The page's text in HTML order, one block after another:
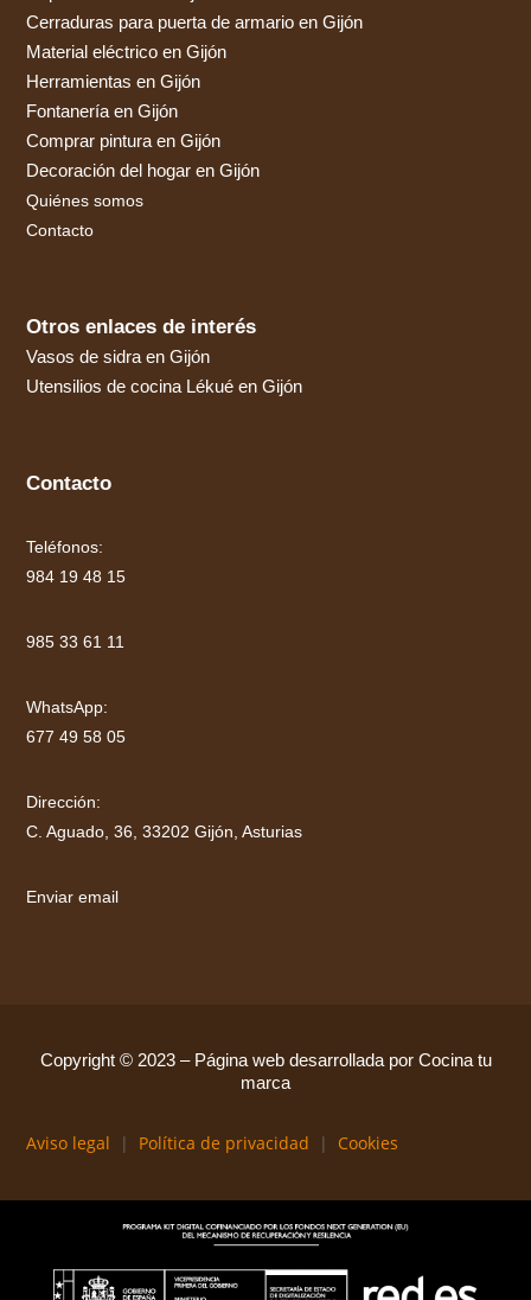
Cerraduras para puerta de armario en Gijón
Material eléctrico en Gijón
Herramientas en Gijón
Fontanería en Gijón
Comprar pintura en Gijón
Decoración del hogar en Gijón
Quiénes somos
Contacto
Otros enlaces de interés
Vasos de sidra en Gijón
Utensilios de cocina Lékué en Gijón
Contacto
Teléfonos:
984 19 48 15
985 33 61 11
WhatsApp:
677 49 58 05
Dirección:
C. Aguado, 36, 33202 Gijón, Asturias
Enviar email
Copyright © 2023 – Página web desarrollada por Cocina tu
marca
Aviso legal | Política de privacidad | Cookies